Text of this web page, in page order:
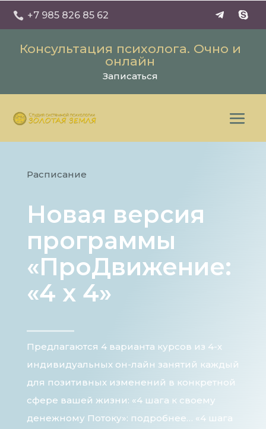
 +7 985 826 85 62
Консультация психолога. Очно и
онлайн
Записаться
Расписание
Новая версия
программы
«ПроДвижение:
«4 х 4»
Предлагаются 4 варианта курсов из 4-х
индивидуальных он-лайн занятий каждый
для позитивных изменений в конкретной
сфере вашей жизни: «4 шага к своему
денежному Потоку»: подробнее… «4 шага